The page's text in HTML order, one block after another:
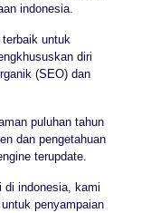
indonesia.
untuk
diri
(SEO) dan
puluhan tahun
dan pengetahuan
terupdate.
di indonesia, kami
penyampaian